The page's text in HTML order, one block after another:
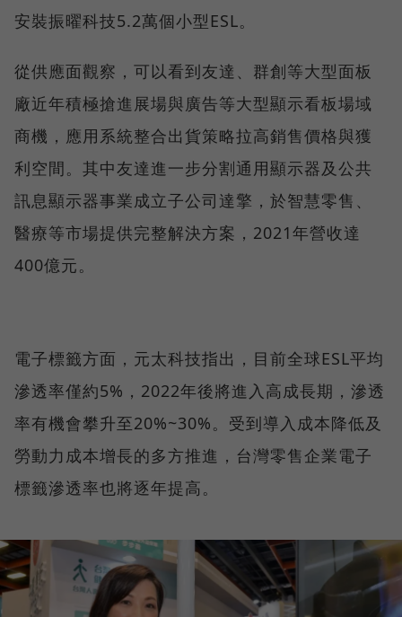
安裝振曜科技5.2萬個小型ESL。
從供應面觀察，可以看到友達、群創等大型面板
廠近年積極搶進展場與廣告等大型顯示看板場域
商機，應用系統整合出貨策略拉高銷售價格與獲
利空間。其中友達進一步分割通用顯示器及公共
訊息顯示器事業成立子公司達擎，於智慧零售、
醫療等市場提供完整解決方案，2021年營收達
400億元。
電子標籤方面，元太科技指出，目前全球ESL平均
滲透率僅約5%，2022年後將進入高成長期，滲透
率有機會攀升至20%~30%。受到導入成本降低及
勞動力成本增長的多方推進，台灣零售企業電子
標籤滲透率也將逐年提高。